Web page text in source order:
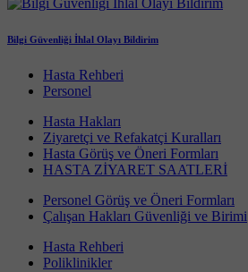
Bilgi Güvenliği İhlal Olayı Bildirim
Hasta Rehberi
Personel
Hasta Hakları
Ziyaretçi ve Refakatçi Kuralları
Hasta Görüş ve Öneri Formları
HASTA ZİYARET SAATLERİ
Personel Görüş ve Öneri Formları
Çalışan Hakları Güvenliği ve Birimi
Hasta Rehberi
Poliklinikler